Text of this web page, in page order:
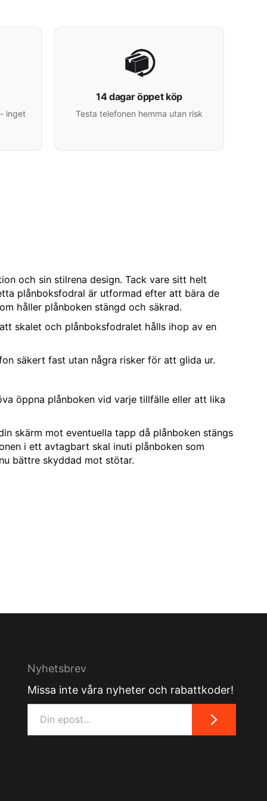
inget
14 dagar öppet köp
Testa telefonen hemma utan risk
och sin stilrena design. Tack vare sitt helt
plånboksfodral är utformad efter att bära de
håller plånboken stängd och säkrad.
skalet och plånboksfodralet hålls ihop av en
säkert fast utan några risker för att glida ur.
öppna plånboken vid varje tillfälle eller att lika
skärm mot eventuella tapp då plånboken stängs
i ett avtagbart skal inuti plånboken som
bättre skyddad mot stötar.
Nyhetsbrev
Missa inte våra nyheter och rabattkoder!